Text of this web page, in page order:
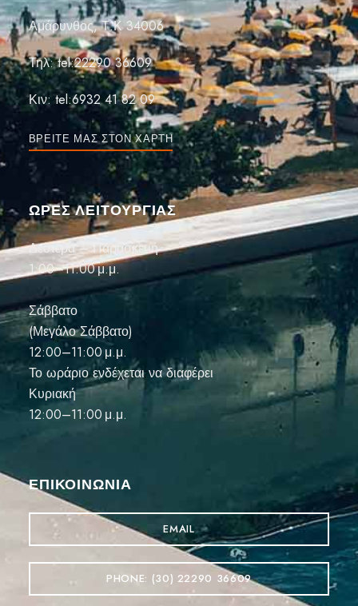
Αμάρυνθος, Τ.Κ 34006
Τηλ:tel:22290 36609
Κιν:tel:6932 41 82 09
ΒΡΕΊΤΕ ΜΑΣ ΣΤΟΝ ΧΆΡΤΗ
ΏΡΕΣ ΛΕΙΤΟΥΡΓΙΑΣ
Δευτέρα – Παρασκευή
1:00–11:00 μ.μ.
Σάββατο
(Μεγάλο Σάββατο)
12:00–11:00 μ.μ.
Το ωράριο ενδέχεται να διαφέρει
Κυριακή
12:00–11:00 μ.μ.
ΕΠΙΚΟΙΝΩΝΊΑ
EMAIL
PHONE: (30) 22290 36609